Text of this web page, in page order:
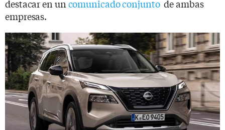
destacar en uncomunicado conjuntode ambas
empresas.